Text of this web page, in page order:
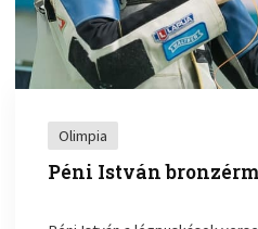
Olimpia
Péni István